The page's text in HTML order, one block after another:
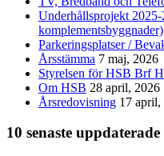
Underhållsprojekt 2025-
komplementsbyggnader)
Parkeringsplatser /
Årsstämma 7 maj, 2026
Styrelsen för HSB Brf
Om HSB 28 april, 2026
Årsredovisning 17 april,
10 senaste